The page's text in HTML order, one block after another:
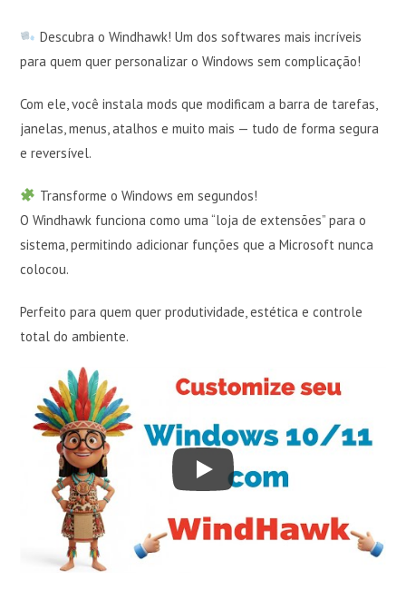
Descubra o Windhawk! Um dos softwares mais incríveis
para quem quer personalizar o Windows sem complicação!
Com ele, você instala mods que modificam a barra de tarefas,
janelas, menus, atalhos e muito mais — tudo de forma segura
e reversível.
Transforme o Windows em segundos!
O Windhawk funciona como uma “loja de extensões” para o
sistema, permitindo adicionar funções que a Microsoft nunca
colocou.
Perfeito para quem quer produtividade, estética e controle
total do ambiente.